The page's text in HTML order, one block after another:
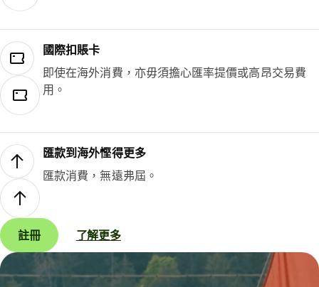
國際扣賬卡
即使在海外消費，亦毋須擔心匯率提價或高昂交易費
用。
匯款到海外慳得更多
匯款消費，無遠弗屆。
註冊 了解更多